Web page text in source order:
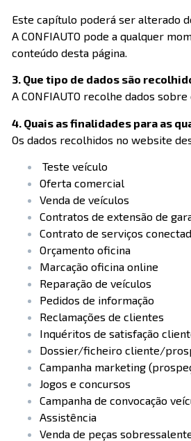
Este capítulo poderá ser alterado
A CONFIAUTO pode a qualquer
conteúdo desta página.
3. Que tipo de dados são
A CONFIAUTO recolhe dados
4. Quais as finalidades para as
Os dados recolhidos no website
Teste veículo
Oferta comercial
Venda de veículos
Contratos de extensão de
Contrato de serviços
Orçamento oficina
Marcação oficina online
Reparação de veículos
Pedidos de informação
Reclamações de clientes
Inquéritos de satisfação
Dossier/ficheiro cliente/
Campanha marketing
Jogos e concursos
Campanha de convocação
Assistência
Venda de peças